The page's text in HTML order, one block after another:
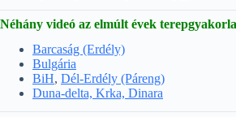
Néhány videó az elmúlt évek
Barcaság (Erdély)
Bulgária
BiH, Dél-Erdély (Páreng)
Duna-delta, Krka, Dinara